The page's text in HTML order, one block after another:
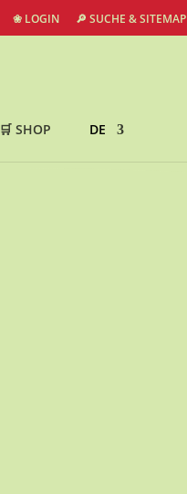
❀ LOGIN 🔎 SUCHE & SITEMAP
🛒 SHOP DE